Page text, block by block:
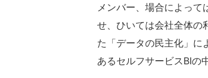
メンバー、場合によっ
せ、ひいては会社全体の
た「データの民主化」に
あるセルフサービスBIの